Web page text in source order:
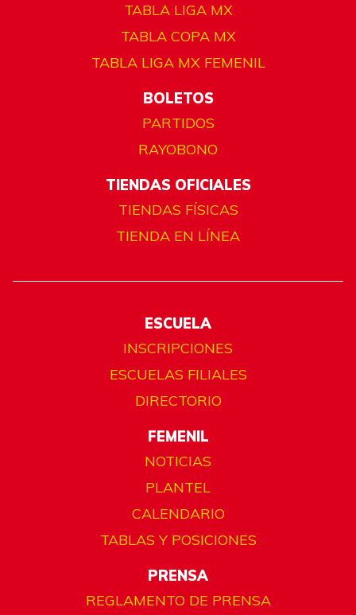
TABLA LIGA MX
TABLA COPA MX
TABLA LIGA MX FEMENIL
BOLETOS
PARTIDOS
RAYOBONO
TIENDAS OFICIALES
TIENDAS FÍSICAS
TIENDA EN LÍNEA
ESCUELA
INSCRIPCIONES
ESCUELAS FILIALES
DIRECTORIO
FEMENIL
NOTICIAS
PLANTEL
CALENDARIO
TABLAS Y POSICIONES
PRENSA
REGLAMENTO DE PRENSA